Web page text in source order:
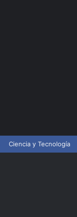
Domingo
Ciencia y Tecnología